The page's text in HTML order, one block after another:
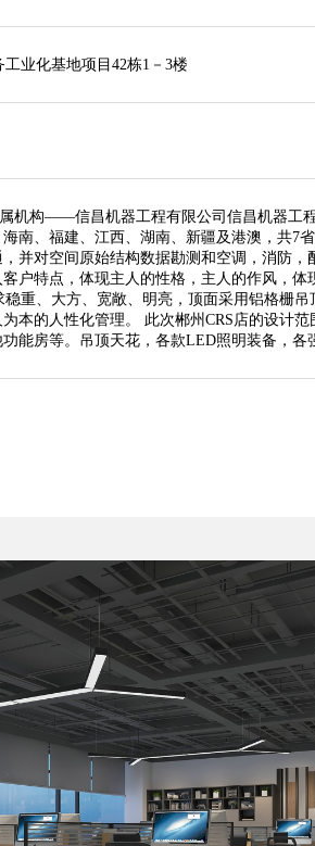
业化基地项目42栋1－3楼
机构——信昌机器工程有限公司信昌机器工
、福建、江西、湖南、新疆及港澳，共7
并对空间原始结构数据勘测和空调，消防
户特点，体现主人的性格，主人的作风，
重、大方、宽敞、明亮，顶面采用铝格栅
本的人性化管理。 此次郴州CRS店的设计
能房等。吊顶天花，各款LED照明装备，各